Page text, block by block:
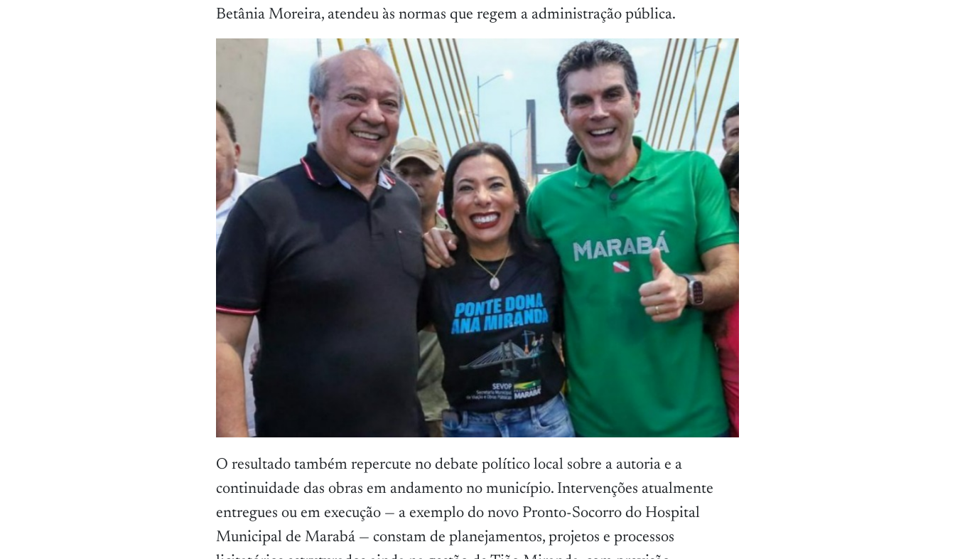
Betânia Moreira, atendeu às normas que regem a administração pública.
O resultado também repercute no debate político local sobre a autoria e a
continuidade das obras em andamento no município. Intervenções atualmente
entregues ou em execução — a exemplo do novo Pronto-Socorro do Hospital
Municipal de Marabá — constam de planejamentos, projetos e processos